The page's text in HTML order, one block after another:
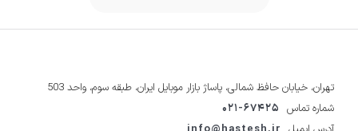
تهران، خیابان حافظ شمالی، پاساژ بازار موبایل ایران، طبقه سوم، واحد 503
شماره تماس 021-67425